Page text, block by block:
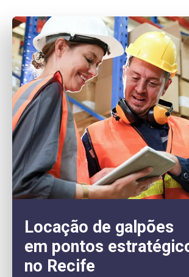
Locação de galpões
em pontos
no Recife